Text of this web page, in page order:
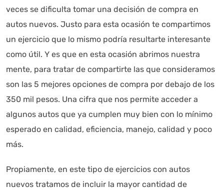
veces se dificulta tomar una decisión de compra en
autos nuevos. Justo para esta ocasión te compartimos
un ejercicio que lo mismo podría resultarte interesante
como útil. Y es que en esta ocasión abrimos nuestra
mente, para tratar de compartirte las que consideramos
son las 5 mejores opciones de compra por debajo de los
350 mil pesos. Una cifra que nos permite acceder a
algunos autos que ya cumplen muy bien con lo mínimo
esperado en calidad, eficiencia, manejo, calidad y poco
más.
Propiamente, en este tipo de ejercicios con autos
nuevos tratamos de incluir la mayor cantidad de